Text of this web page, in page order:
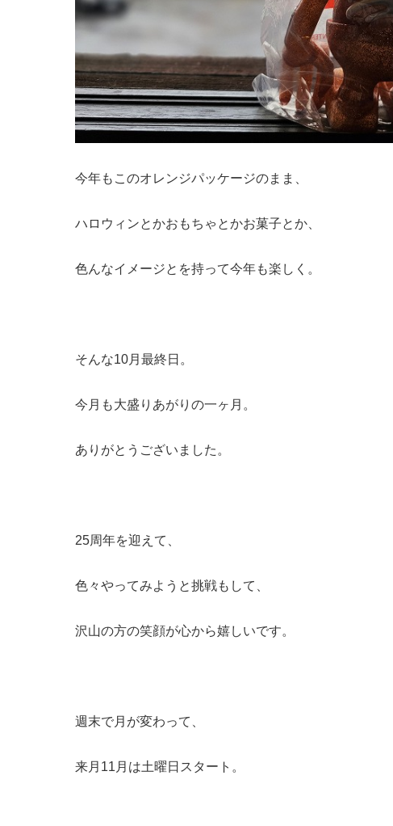
今年もこのオレンジパッケージのまま、
ハロウィンとかおもちゃとかお菓子とか、
色んなイメージとを持って今年も楽しく。
そんな10月最終日。
今月も大盛りあがりの一ヶ月。
ありがとうございました。
25周年を迎えて、
色々やってみようと挑戦もして、
沢山の方の笑顔が心から嬉しいです。
週末で月が変わって、
来月11月は土曜日スタート。